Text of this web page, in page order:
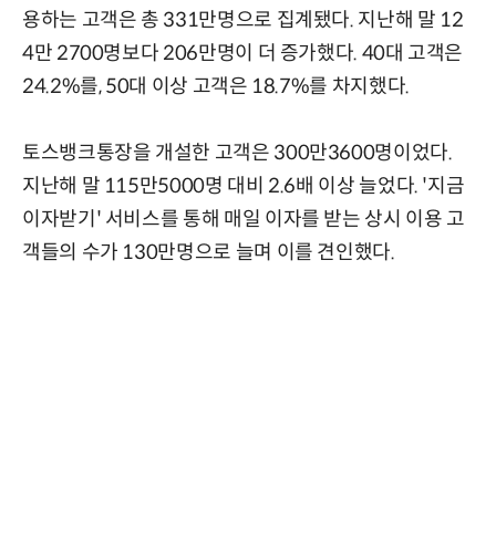
용하는 고객은 총 331만명으로 집계됐다. 지난해 말 12
4만 2700명보다 206만명이 더 증가했다. 40대 고객은
24.2%를, 50대 이상 고객은 18.7%를 차지했다.
토스뱅크통장을 개설한 고객은 300만3600명이었다.
지난해 말 115만5000명 대비 2.6배 이상 늘었다. '지금
이자받기' 서비스를 통해 매일 이자를 받는 상시 이용 고
객들의 수가 130만명으로 늘며 이를 견인했다.